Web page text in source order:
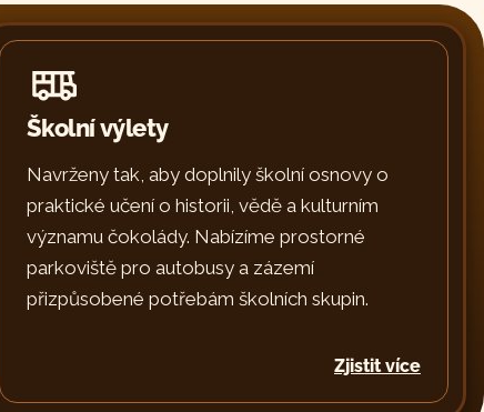
Školní výlety
Navrženy tak, aby doplnily školní osnovy o
praktické učení o historii, vědě a kulturním
významu čokolády. Nabízíme prostorné
parkoviště pro autobusy a zázemí
přizpůsobené potřebám školních skupin.
Zjistit více